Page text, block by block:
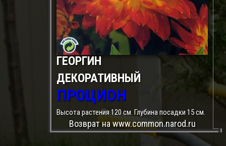
ГЕОРГИН
ДЕКОРАТИВНЫЙ
ПРОЦИОН
Высота растения 120 см. Глубина посадки 15 см.
Возврат на www.common.narod.ru